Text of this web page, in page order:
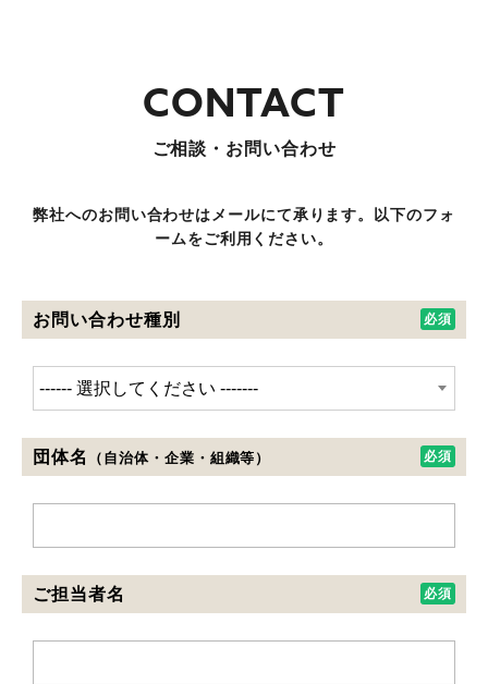
ご相談・お問い合わせ
弊社へのお問い合わせはメールにて承ります。以下のフォ
ームをご利用ください。
お問い合わせ種別
団体名 （自治体・企業・組織等）
ご担当者名